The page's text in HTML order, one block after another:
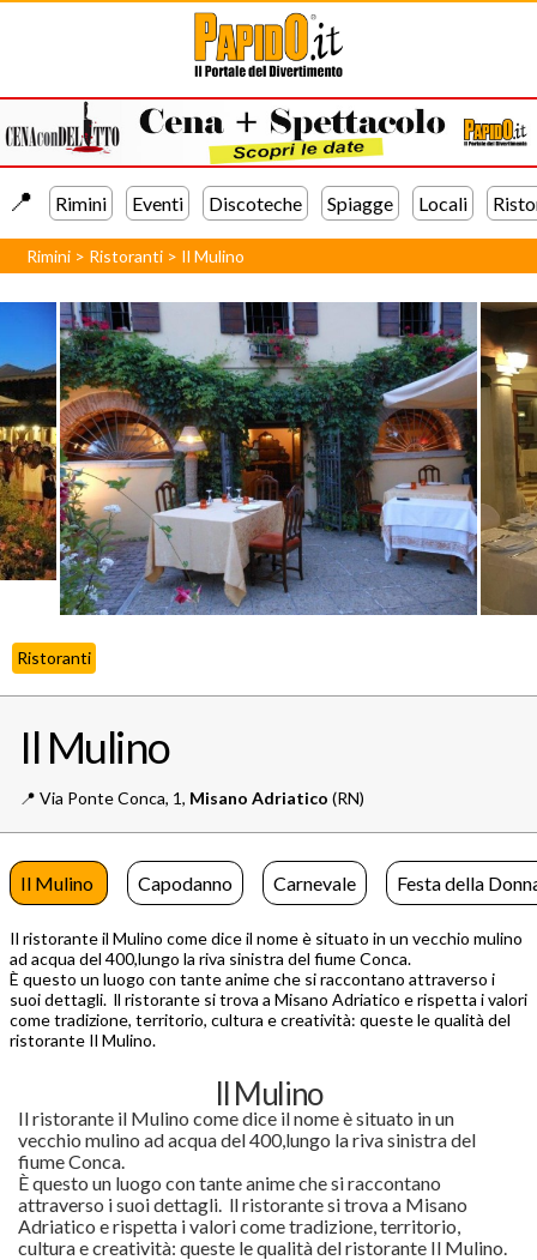
📍️ Rimini Eventi Discoteche Spiagge Locali
Rimini > Ristoranti > Il Mulino
Ristoranti
Il Mulino
📍️ Via Ponte Conca, 1, Misano Adriatico (RN)
Il Mulino Capodanno Carnevale Festa della
Il ristorante il Mulino come dice il nome è situato in un vecchio mulino
ad acqua del 400,lungo la riva sinistra del fiume Conca.
È questo un luogo con tante anime che si raccontano attraverso i
suoi dettagli. ll ristorante si trova a Misano Adriatico e rispetta i valori
come tradizione, territorio, cultura e creatività: queste le qualità del
ristorante Il Mulino.
Il Mulino
Il ristorante il Mulino come dice il nome è situato in un
vecchio mulino ad acqua del 400,lungo la riva sinistra del
fiume Conca.
È questo un luogo con tante anime che si raccontano
attraverso i suoi dettagli. ll ristorante si trova a Misano
Adriatico e rispetta i valori come tradizione, territorio,
cultura e creatività: queste le qualità del ristorante Il Mulino.